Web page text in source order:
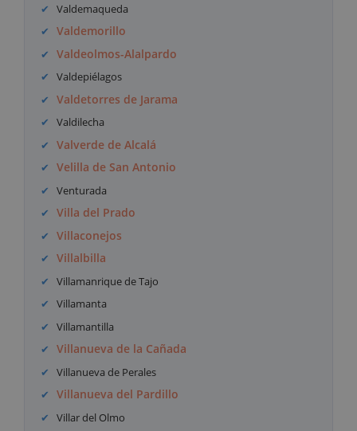
Valdemaqueda
Valdemorillo
Valdeolmos-Alalpardo
Valdepiélagos
Valdetorres de Jarama
Valdilecha
Valverde de Alcalá
Velilla de San Antonio
Venturada
Villa del Prado
Villaconejos
Villalbilla
Villamanrique de Tajo
Villamanta
Villamantilla
Villanueva de la Cañada
Villanueva de Perales
Villanueva del Pardillo
Villar del Olmo